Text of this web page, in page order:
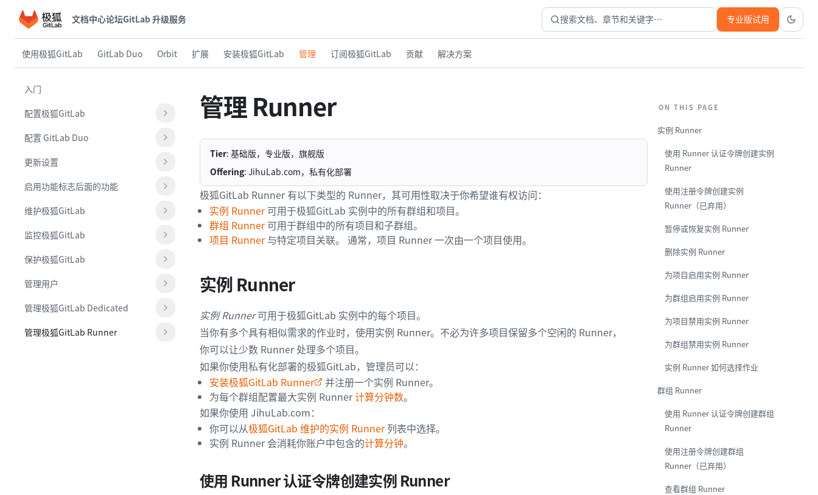
文档中心论坛GitLab 升级服务 搜索文档、章节和关键字… 专业版试用
使用极狐GitLab GitLab Duo Orbit 扩展 安装极狐GitLab 管理 订阅极狐GitLab 贡献 解决方案
入门
配置极狐GitLab
配置 GitLab Duo
更新设置
启用功能标志后面的功能
维护极狐GitLab
监控极狐GitLab
保护极狐GitLab
管理用户
管理极狐GitLab Dedicated
管理极狐GitLab Runner
管理 Runner
Tier: 基础版，专业版，旗舰版
Offering: JihuLab.com，私有化部署
极狐GitLab Runner 有以下类型的 Runner，其可用性取决于你希望谁有权访问：
实例 Runner可用于极狐GitLab 实例中的所有群组和项目。
群组 Runner可用于群组中的所有项目和子群组。
项目 Runner与特定项目关联。 通常，项目 Runner 一次由一个项目使用。
实例 Runner
实例 Runner可用于极狐GitLab 实例中的每个项目。
当你有多个具有相似需求的作业时，使用实例 Runner。不必为许多项目保留多个空闲的 Runner，
你可以让少数 Runner 处理多个项目。
如果你使用私有化部署的极狐GitLab，管理员可以：
安装极狐GitLab Runner
并注册一个实例 Runner。
为每个群组配置最大实例 Runner计算分钟数。
如果你使用 JihuLab.com：
你可以从极狐GitLab 维护的实例 Runner列表中选择。
实例 Runner 会消耗你账户中包含的计算分钟。
使用 Runner 认证令牌创建实例 Runner
ON THIS PAGE
实例 Runner
使用 Runner 认证令牌创建实例
Runner
使用注册令牌创建实例
Runner（已弃用）
暂停或恢复实例 Runner
删除实例 Runner
为项目启用实例 Runner
为群组启用实例 Runner
为项目禁用实例 Runner
为群组禁用实例 Runner
实例 Runner 如何选择作业
群组 Runner
使用 Runner 认证令牌创建群组
Runner
使用注册令牌创建群组
Runner（已弃用）
查看群组 Runner